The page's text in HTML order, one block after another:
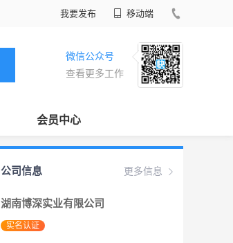
我要发布 移动端
微信公众号
查看更多工作
会员中心
更多信息
公司信息
湖南博深实业有限公司
实名认证